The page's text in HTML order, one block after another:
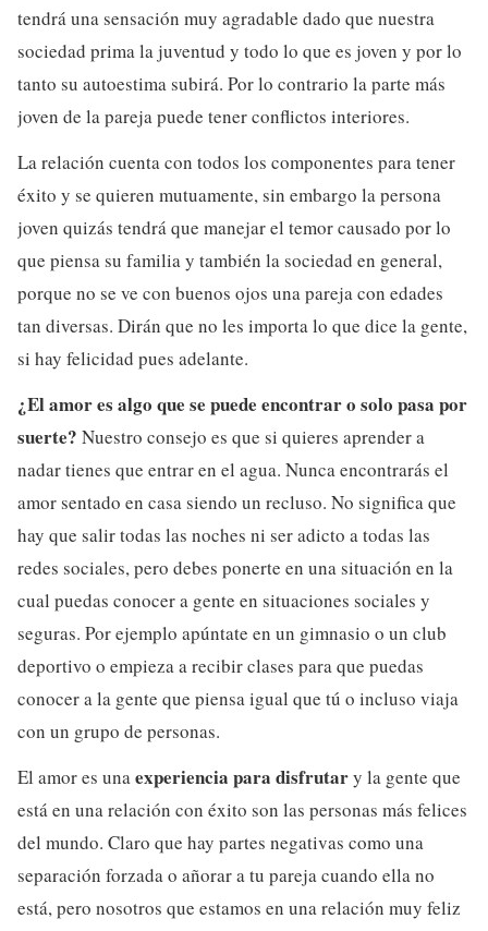
tendrá una sensación muy agradable dado que nuestra
sociedad prima la juventud y todo lo que es joven y por lo
tanto su autoestima subirá. Por lo contrario la parte más
joven de la pareja puede tener conflictos interiores.
La relación cuenta con todos los componentes para tener
éxito y se quieren mutuamente, sin embargo la persona
joven quizás tendrá que manejar el temor causado por lo
que piensa su familia y también la sociedad en general,
porque no se ve con buenos ojos una pareja con edades
tan diversas. Dirán que no les importa lo que dice la gente,
si hay felicidad pues adelante.
¿El amor es algo que se puede encontrar o solo pasa por
suerte? Nuestro consejo es que si quieres aprender a
nadar tienes que entrar en el agua. Nunca encontrarás el
amor sentado en casa siendo un recluso. No significa que
hay que salir todas las noches ni ser adicto a todas las
redes sociales, pero debes ponerte en una situación en la
cual puedas conocer a gente en situaciones sociales y
seguras. Por ejemplo apúntate en un gimnasio o un club
deportivo o empieza a recibir clases para que puedas
conocer a la gente que piensa igual que tú o incluso viaja
con un grupo de personas.
El amor es unaexperiencia para disfrutary la gente que
está en una relación con éxito son las personas más felices
del mundo. Claro que hay partes negativas como una
separación forzada o añorar a tu pareja cuando ella no
está, pero nosotros que estamos en una relación muy feliz